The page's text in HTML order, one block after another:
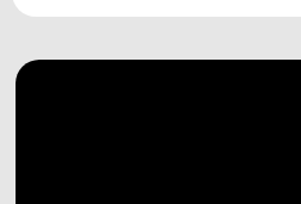
Entspannung